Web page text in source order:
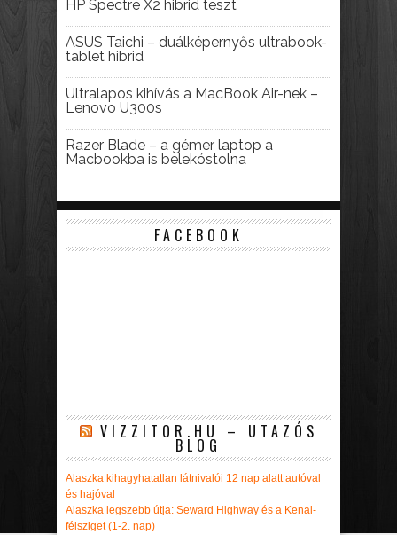
HP Spectre X2 hibrid teszt
ASUS Taichi – duálképernyős ultrabook-
tablet hibrid
Ultralapos kihívás a MacBook Air-nek –
Lenovo U300s
Razer Blade – a gémer laptop a
Macbookba is belekóstolna
FACEBOOK
VIZZITOR.HU – UTAZÓS
BLOG
Alaszka kihagyhatatlan látnivalói 12 nap alatt autóval
és hajóval
Alaszka legszebb útja: Seward Highway és a Kenai-
félsziget (1-2. nap)